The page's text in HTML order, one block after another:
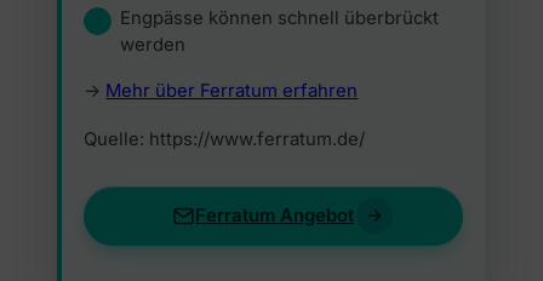
Engpässe können schnell überbrückt
werden
-> Mehr über Ferratum erfahren
Quelle: https://www.ferratum.de/
Ferratum Angebot